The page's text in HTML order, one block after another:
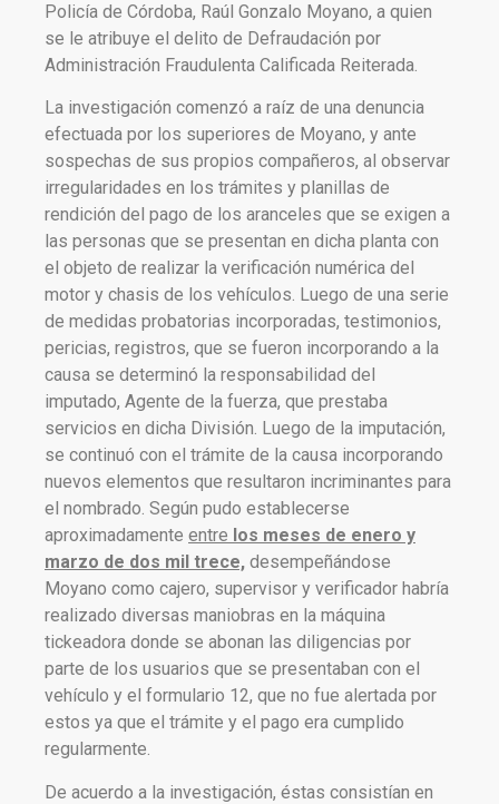
Policía de Córdoba, Raúl Gonzalo Moyano, a quien
se le atribuye el delito de Defraudación por
Administración Fraudulenta Calificada Reiterada.
La investigación comenzó a raíz de una denuncia
efectuada por los superiores de Moyano, y ante
sospechas de sus propios compañeros, al observar
irregularidades en los trámites y planillas de
rendición del pago de los aranceles que se exigen a
las personas que se presentan en dicha planta con
el objeto de realizar la verificación numérica del
motor y chasis de los vehículos. Luego de una serie
de medidas probatorias incorporadas, testimonios,
pericias, registros, que se fueron incorporando a la
causa se determinó la responsabilidad del
imputado, Agente de la fuerza, que prestaba
servicios en dicha División. Luego de la imputación,
se continuó con el trámite de la causa incorporando
nuevos elementos que resultaron incriminantes para
el nombrado. Según pudo establecerse
aproximadamente entre los meses de enero y
marzo de dos mil trece, desempeñándose
Moyano como cajero, supervisor y verificador habría
realizado diversas maniobras en la máquina
tickeadora donde se abonan las diligencias por
parte de los usuarios que se presentaban con el
vehículo y el formulario 12, que no fue alertada por
estos ya que el trámite y el pago era cumplido
regularmente.
De acuerdo a la investigación, éstas consistían en